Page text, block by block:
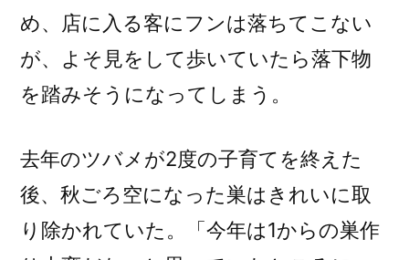
め、店に入る客にフンは落ちてこない
が、よそ見をして歩いていたら落下物
を踏みそうになってしまう。
去年のツバメが2度の子育てを終えた
後、秋ごろ空になった巣はきれいに取
り除かれていた。「今年は1からの巣作